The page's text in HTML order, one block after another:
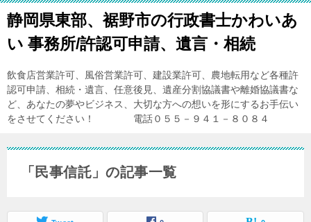
静岡県東部、裾野市の行政書士かわいあ
い 事務所/許認可申請、遺言・相続
飲食店営業許可、風俗営業許可、建設業許可、農地転用など各種許
認可申請、相続・遺言、任意後見、遺産分割協議書や離婚協議書な
ど、あなたの夢やビジネス、大切な方への想いを形にするお手伝い
をさせてください！ 電話０５５－９４１－８０８４
「民事信託」の記事一覧